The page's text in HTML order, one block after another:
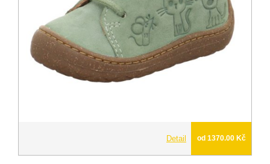
Detail od 1370.00 Kč